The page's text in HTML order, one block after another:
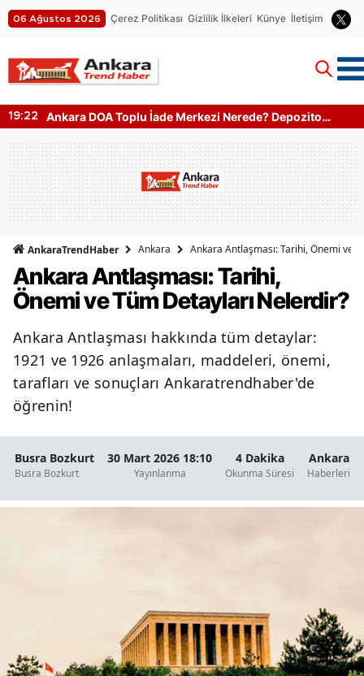
06 Ağustos 2026 Çerez Politikası Gizlilik İlkeleri Künye İletişim
19:22
Ankara DOA Toplu İade Merkezi Nerede? Depozito
AnkaraTrendHaber Ankara Ankara Antlaşması: Tarihi, Önemi ve
Ankara Antlaşması: Tarihi,
Önemi ve Tüm Detayları Nelerdir?
Ankara Antlaşması hakkında tüm detaylar:
1921 ve 1926 anlaşmaları, maddeleri, önemi,
tarafları ve sonuçları Ankaratrendhaber'de
öğrenin!
Busra Bozkurt
Busra Bozkurt
30 Mart 2026 18:10
Yayınlanma
4 Dakika
Okunma Süresi
Ankara
Haberleri